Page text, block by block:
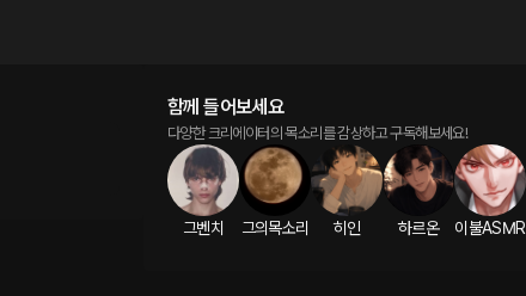
함께 들어보세요
다양한 크리에이터의 목소리를 감상하고 구독해보세요!
그벤치 그의목소리 히인 하르온 이불ASMR